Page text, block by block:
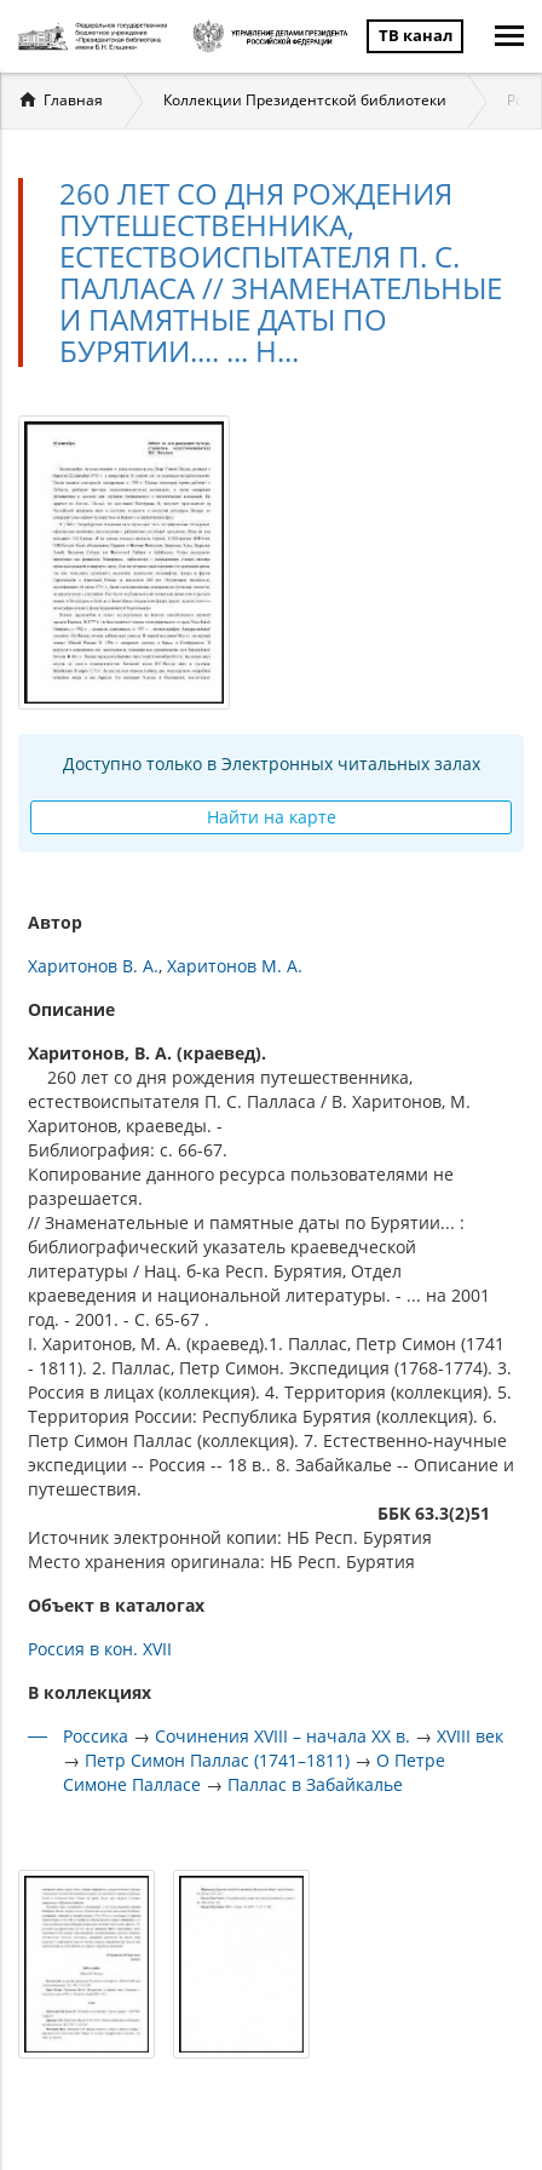
ТВ канал
Вы
здесь
Главная Коллекции Президентской библиотеки
260 ЛЕТ СО ДНЯ РОЖДЕНИЯ
ПУТЕШЕСТВЕННИКА,
ЕСТЕСТВОИСПЫТАТЕЛЯ П. С.
ПАЛЛАСА // ЗНАМЕНАТЕЛЬНЫЕ
И ПАМЯТНЫЕ ДАТЫ ПО
БУРЯТИИ.... ... Н...
Доступно только в Электронных читальных залах
Найти на карте
Автор
Харитонов В. А. Харитонов М. А.
Описание
Харитонов, В. А. (краевед).
260 лет со дня рождения путешественника,
естествоиспытателя П. С. Палласа / В. Харитонов, М.
Харитонов, краеведы. -
Библиография: с. 66-67.
Копирование данного ресурса пользователями не
разрешается.
// Знаменательные и памятные даты по Бурятии... :
библиографический указатель краеведческой
литературы / Нац. б-ка Респ. Бурятия, Отдел
краеведения и национальной литературы. - ... на 2001
год. - 2001. - С. 65-67 .
I. Харитонов, М. А. (краевед).1. Паллас, Петр Симон (1741
- 1811). 2. Паллас, Петр Симон. Экспедиция (1768-1774). 3.
Россия в лицах (коллекция). 4. Территория (коллекция). 5.
Территория России: Республика Бурятия (коллекция). 6.
Петр Симон Паллас (коллекция). 7. Естественно-научные
экспедиции -- Россия -- 18 в.. 8. Забайкалье -- Описание и
путешествия.
ББК 63.3(2)51
Источник электронной копии: НБ Респ. Бурятия
Место хранения оригинала: НБ Респ. Бурятия
Объект в каталогах
Россия в кон. XVII
В коллекциях
Россика →Сочинения XVIII – начала XX в. →XVIII век
→ Петр Симон Паллас (1741–1811) →О Петре
Симоне Палласе → Паллас в Забайкалье